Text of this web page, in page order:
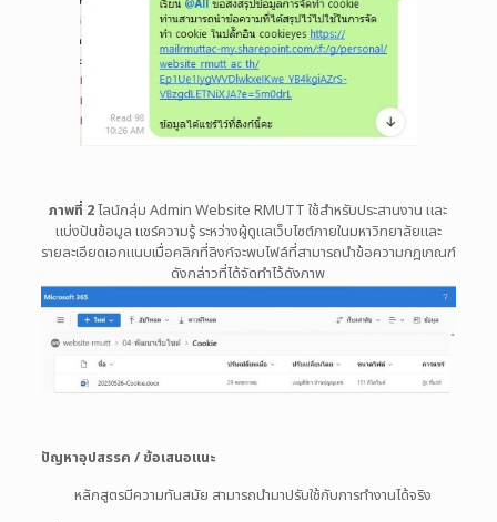
ภาพที่ 2ไลน์กลุ่ม Admin Website RMUTT ใช้สำหรับประสานงาน และ
แบ่งปันข้อมูล แชร์ความรู้ ระหว่างผู้ดูแลเว็บไซต์ภายในมหาวิทยาลัยและ
รายละเอียดเอกแนบเมื่อคลิกที่ลิงก์จะพบไฟล์ที่สามารถนำข้อความกฎเกณฑ์
ดังกล่าวที่ได้จัดทำไว้ดังภาพ
ปัญหาอุปสรรค / ข้อเสนอแนะ
หลักสูตรมีความทันสมัย สามารถนำมาปรับใช้กับการทำงานได้จริง